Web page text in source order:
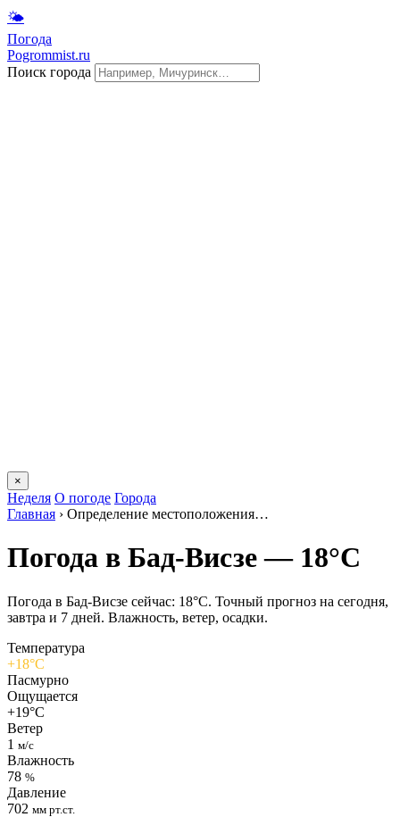
🌤
Погода
Pogrommist.ru
Поиск города
×
Неделя О погоде Города
Главная › Определение местоположения…
Погода в Бад-Висзе — 18°C
Погода в Бад-Висзе сейчас: 18°C. Точный прогноз на сегодня,
завтра и 7 дней. Влажность, ветер, осадки.
Температура
+18°C
Пасмурно
Ощущается
+19°C
Ветер
1 м/с
Влажность
78 %
Давление
702 мм рт.ст.